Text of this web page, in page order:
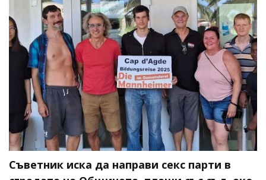
Съветник иска да направи секс парти в